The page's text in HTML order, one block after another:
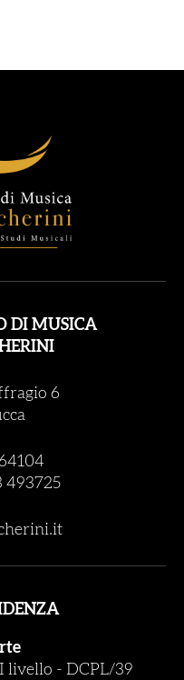
DI MUSICA
6
493725
livello - DCPL/39